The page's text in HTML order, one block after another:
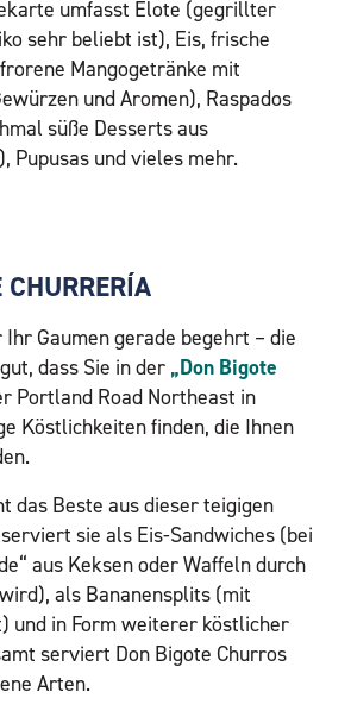
umfasst Elote (gegrillter
sehr beliebt ist), Eis, frische
Mangogetränke mit
und Aromen), Raspados
süße Desserts aus
Pupusas und vieles mehr.
CHURRERÍA
Gaumen gerade begehrt – die
dass Sie in der „Don Bigote
Portland Road Northeast in
Köstlichkeiten finden, die Ihnen
das Beste aus dieser teigigen
sie als Eis-Sandwiches (bei
aus Keksen oder Waffeln durch
als Bananensplits (mit
und in Form weiterer köstlicher
serviert Don Bigote Churros
Arten.